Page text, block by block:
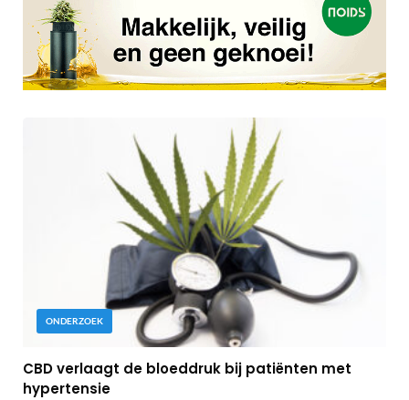
ONDERZOEK
CBD verlaagt de bloeddruk bij patiënten met
hypertensie